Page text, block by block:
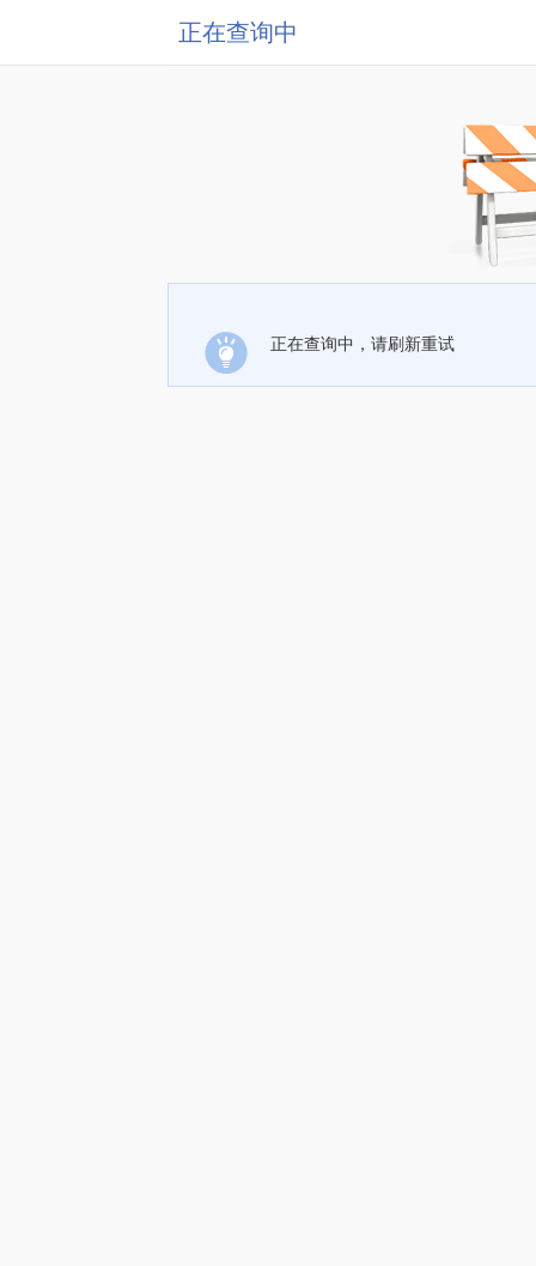
正在查询中
正在查询中，请刷新重试